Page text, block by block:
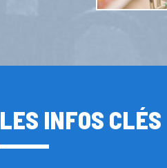
LES INFOS CLÉS